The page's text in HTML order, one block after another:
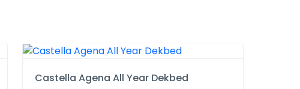
Castella Agena All Year Dekbed